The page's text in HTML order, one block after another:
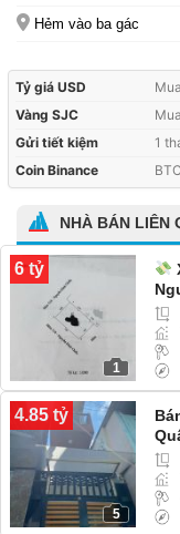
Hẻm vào ba gác
Tỷ giá USD Mua
Vàng SJC
Mua
Gửi tiết kiệm
1
Coin Binance
NHÀ BÁN LIÊN
6 tỷ
1
4.85 tỷ
5